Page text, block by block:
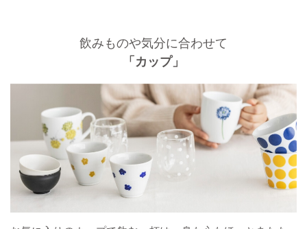
飲みものや気分に合わせて
「カップ」